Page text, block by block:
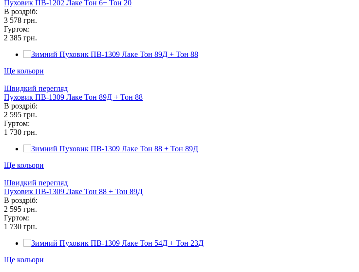
Пуховик ПВ-1202 Лаке Тон 6+ Тон 20
В роздріб:
3 578 грн.
Гуртом:
2 385 грн.
Ще кольори
Швидкий перегляд
Пуховик ПВ-1309 Лаке Тон 89Д + Тон 88
В роздріб:
2 595 грн.
Гуртом:
1 730 грн.
Ще кольори
Швидкий перегляд
Пуховик ПВ-1309 Лаке Тон 88 + Тон 89Д
В роздріб:
2 595 грн.
Гуртом:
1 730 грн.
Ще кольори